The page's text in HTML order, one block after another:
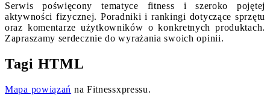
Serwis poświęcony tematyce fitness i szeroko pojętej
aktywności fizycznej. Poradniki i rankingi dotyczące sprzętu
oraz komentarze użytkowników o konkretnych produktach.
Zapraszamy serdecznie do wyrażania swoich opinii.
Tagi HTML
Mapa powiązań na Fitnessxpressu.